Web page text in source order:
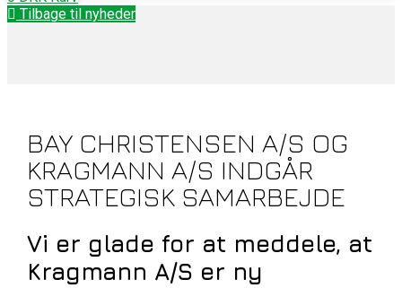
Tilbage til nyheder
BAY CHRISTENSEN A/S OG
KRAGMANN A/S INDGÅR
STRATEGISK SAMARBEJDE
Vi er glade for at meddele, at
Kragmann A/S er ny